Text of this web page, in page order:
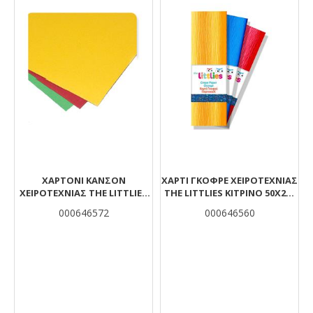
ΧΑΡΤΌΝΙ ΚΑΝΣΌΝ
ΧΕΙΡΟΤΕΧΝΊΑΣ THE LITTLIES
000646572
ΧΑΡΤΊ ΓΚΟΦΡΈ ΧΕΙΡΟΤΕΧΝΊΑΣ
THE LITTLIES ΚΊΤΡΙΝΟ 50X200
000646560